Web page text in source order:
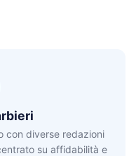
con diverse redazioni
su affidabilità e